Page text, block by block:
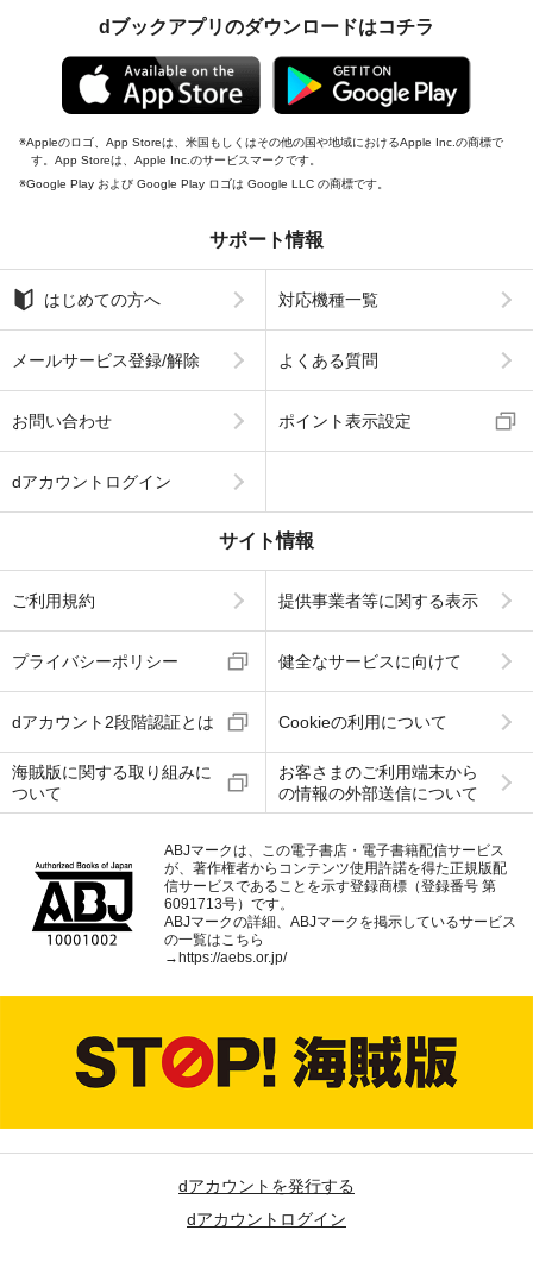
dブックアプリのダウンロードはコチラ
Appleのロゴ、App Storeは、米国もしくはその他の国や地域におけるApple Inc.の商標で
す。App Storeは、Apple Inc.のサービスマークです。
Google Play および Google Play ロゴは Google LLC の商標です。
サポート情報
はじめての方へ 対応機種一覧
メールサービス登録/解除 よくある質問
お問い合わせ ポイント表示設定
dアカウントログイン
サイト情報
ご利用規約 提供事業者等に関する表示
プライバシーポリシー 健全なサービスに向けて
dアカウント2段階認証とは Cookieの利用について
海賊版に関する取り組みに
ついて
お客さまのご利用端末から
の情報の外部送信について
ABJマークは、この電子書店・電子書籍配信サービス
が、著作権者からコンテンツ使用許諾を得た正規版配
信サービスであることを示す登録商標（登録番号 第
6091713号）です。
ABJマークの詳細、ABJマークを掲示しているサービス
の一覧はこちら
→https://aebs.or.jp/
dアカウントを発行する
dアカウントログイン